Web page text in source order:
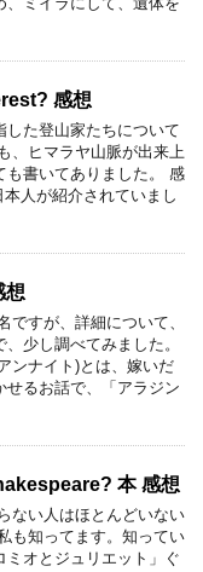
感想
した登山家たちについて
、ヒマラヤ山脈が出来上
も書いてありました。 感
人が紹介されていまし
想
ですが、詳細について、
少し調べてみました。
ンナイト)とは、嫁いだ
るお話で、「アラジン
本 感想
ない人はほとんどいない
も知ってます。知ってい
ミオとジュリエット」ぐ